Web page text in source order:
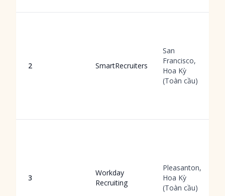
2 SmartRecruiters
San
Francisco,
Hoa Kỳ
(Toàn cầu)
3
Workday
Recruiting
Pleasanton,
Hoa Kỳ
(Toàn cầu)